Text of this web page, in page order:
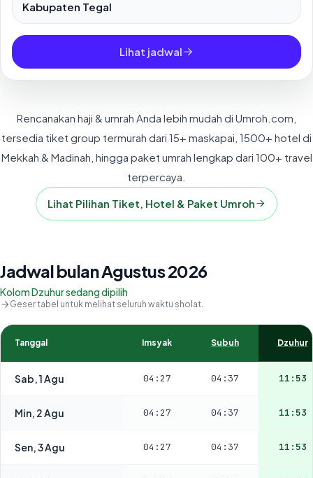
Lihat jadwal
Rencanakan haji & umrah Anda lebih mudah di Umroh.com,
tersedia tiket group termurah dari 15+ maskapai, 1500+ hotel di
Mekkah & Madinah, hingga paket umrah lengkap dari 100+ travel
terpercaya.
Lihat Pilihan Tiket, Hotel & Paket Umroh
Jadwal bulan Agustus 2026
Kolom Dzuhur sedang dipilih
Geser tabel untuk melihat seluruh waktu sholat.
Tanggal Imsyak Subuh Dzuhur
Sab, 1 Agu 04:27 04:37 11:53
Min, 2 Agu 04:27 04:37 11:53
Sen, 3 Agu 04:27 04:37 11:53